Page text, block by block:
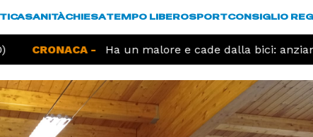
SANITÀCHIESATEMPO LIBEROSPORTCONSIGLIO
CRONACA - Ha un malore e cade dalla bici: